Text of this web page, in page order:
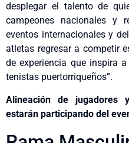
desplegar el talento de
campeones nacionales y
eventos internacionales y
atletas regresar a competir
de experiencia que inspira
tenistas puertorriqueños”.
Alineación de jugadores
estarán participando del